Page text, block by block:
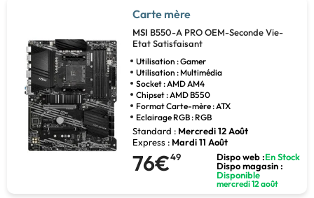
Carte mère
MSI B550-A PRO OEM-Seconde Vie-
Etat Satisfaisant
Utilisation : Gamer
Utilisation : Multimédia
Socket : AMD AM4
Chipset : AMD B550
Format Carte-mère : ATX
Eclairage RGB : RGB
Standard : Mercredi 12 Août
Express : Mardi 11 Août
76€49 Dispo web :En Stock
Dispo magasin :
Disponible
mercredi 12 août